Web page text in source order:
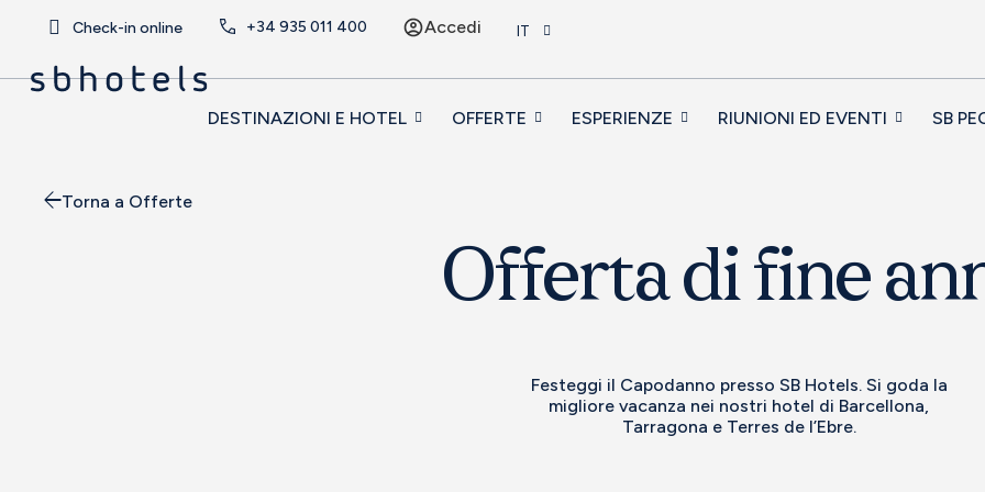
Check-in online +34 935 011 400 Accedi IT
DESTINAZIONI E HOTEL OFFERTE ESPERIENZE RIUNIONI ED EVENTI SB
Torna a Offerte
Offerta di fine
Festeggi il Capodanno presso SB Hotels. Si goda la
migliore vacanza nei nostri hotel di Barcellona,
Tarragona e Terres de l’Ebre.